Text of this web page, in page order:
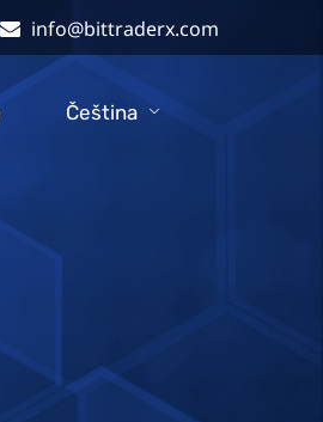
info@bittraderx.com
Čeština